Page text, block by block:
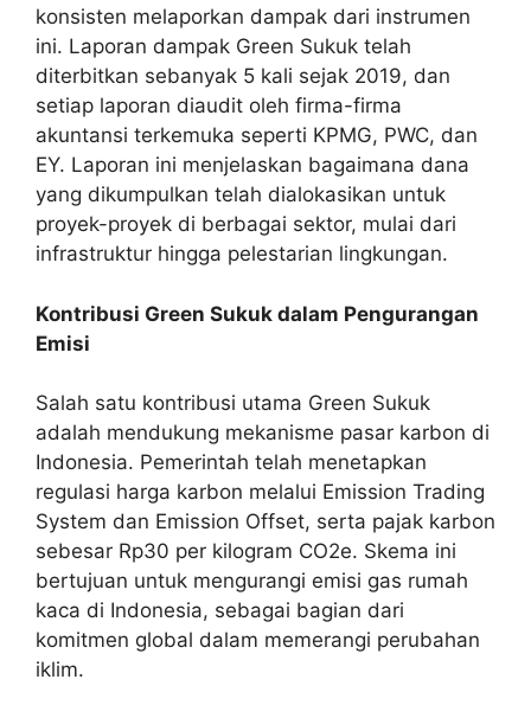
konsisten melaporkan dampak dari instrumen
ini. Laporan dampak Green Sukuk telah
diterbitkan sebanyak 5 kali sejak 2019, dan
setiap laporan diaudit oleh firma-firma
akuntansi terkemuka seperti KPMG, PWC, dan
EY. Laporan ini menjelaskan bagaimana dana
yang dikumpulkan telah dialokasikan untuk
proyek-proyek di berbagai sektor, mulai dari
infrastruktur hingga pelestarian lingkungan.
Kontribusi Green Sukuk dalam Pengurangan
Emisi
Salah satu kontribusi utama Green Sukuk
adalah mendukung mekanisme pasar karbon di
Indonesia. Pemerintah telah menetapkan
regulasi harga karbon melalui Emission Trading
System dan Emission Offset, serta pajak karbon
sebesar Rp30 per kilogram CO2e. Skema ini
bertujuan untuk mengurangi emisi gas rumah
kaca di Indonesia, sebagai bagian dari
komitmen global dalam memerangi perubahan
iklim.